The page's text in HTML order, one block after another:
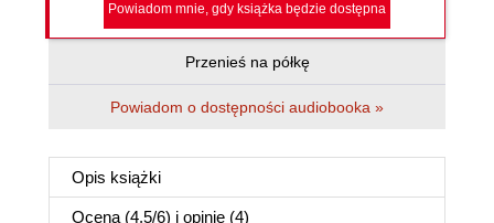
Powiadom mnie, gdy książka będzie dostępna
Przenieś na półkę
Powiadom o dostępności audiobooka »
Opis książki
Ocena (4.5/6) i opinie (4)